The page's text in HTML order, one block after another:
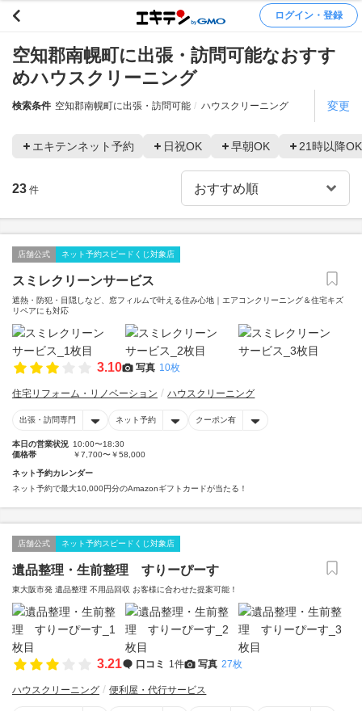
ログイン・登録
空知郡南幌町に出張・訪問可能なおすす
めハウスクリーニング
検索条件 空知郡南幌町に出張・訪問可能 ハウスクリーニング 変更
エキテンネット予約 日祝OK 早朝OK 21時以降OK
23 件
店舗公式 ネット予約スピードくじ対象店
スミレクリーンサービス
遮熱・防犯・目隠しなど、窓フィルムで叶える住み心地｜エアコンクリーニング＆住宅キズ
リペアにも対応
3.10 写真 10枚
住宅リフォーム・リノベーション ハウスクリーニング
出張・訪問専門 ネット予約 クーポン有
本日の営業状況 10:00〜18:30
価格帯
￥7,700〜￥58,000
ネット予約カレンダー
ネット予約で最大10,000円分のAmazonギフトカードが当たる！
店舗公式 ネット予約スピードくじ対象店
遺品整理・生前整理 すりーぴーす
東大阪市発 遺品整理 不用品回収 お客様に合わせた提案可能！
3.21 口コミ 1件 写真 27枚
ハウスクリーニング 便利屋・代行サービス